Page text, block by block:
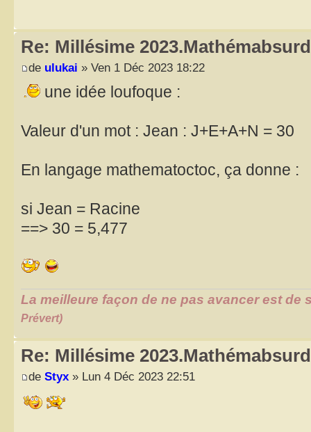
Re: Millésime
de ulukai » Ven 1 Déc 2023 18:22
une idée loufoque :
Valeur d'un mot : Jean : J+E+A+N = 30
En langage mathematoctoc, ça donne :
si Jean = Racine
==> 30 = 5,477
La meilleure façon de ne pas avancer est de
Prévert)
Re: Millésime
de Styx » Lun 4 Déc 2023 22:51